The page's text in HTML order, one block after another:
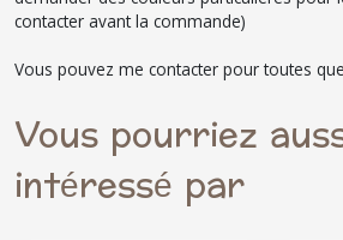
contacter avant la commande)
Vous pouvez me contacter pour toutes
Vous pourriez
intéressé par